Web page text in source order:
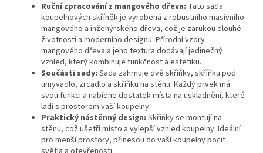
Ruční zpracování z mangového dřeva: Tato sada
koupelnových skříněk je vyrobená z robustního masivního
mangového a inženýrského dřeva, což je zárukou dlouhé
životnosti a moderního designu. Přírodní vzory
mangového dřeva a jeho textura dodávají jedinečný
vzhled, který kombinuje funkčnost a estetiku.
Součásti sady: Sada zahrnuje dvě skříňky, skříňku pod
umyvadlo, zrcadlo a skříňku na stěnu. Každý prvek má
svou funkci a nabídne dostatek místa na uskladnění, které
ladí s prostorem vaší koupelny.
Praktický nástěnný design: Skříňky se montují na
stěnu, což ušetří místo a vylepší vzhled koupelny. Ideální
pro menší prostory, přinesou do vaší koupelny pocit